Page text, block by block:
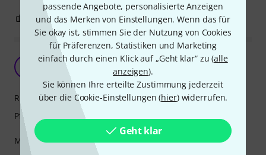
passende Angebote, personalisierte Anzeigen
und das Merken von Einstellungen. Wenn das für
Sie okay ist, stimmen Sie der Nutzung von Cookies
für Präferenzen, Statistiken und Marketing
einfach durch einen Klick auf „Geht klar“ zu (alle
anzeigen).
Sie können Ihre erteilte Zustimmung jederzeit
über die Cookie-Einstellungen (hier) widerrufen.
Geht klar
0 BEWERTUNG MELDEN
Sparsam in der Anwendung
Trpt 08.02.2021
Mit wenig Aufwand zum glänzenden Instrument!
Reinigungswirkung
Pflegewirkung